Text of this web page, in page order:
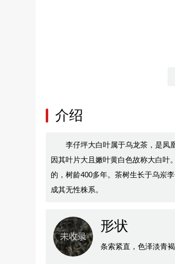
介绍
李仔坪大白叶属于乌龙茶，是凤
因其叶片大且嫩叶黄白色故称大白叶
的，树龄400多年。茶树生长于乌岽
成其无性株系。
形状
条索紧直，色泽淡青